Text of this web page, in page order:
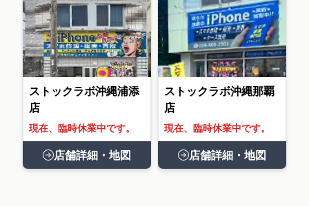
ストックラボ沖縄浦添
店
現在、臨時休業中です。
店舗詳細・地図
ストックラボ沖縄那覇
店
現在、臨時休業中です。
店舗詳細・地図